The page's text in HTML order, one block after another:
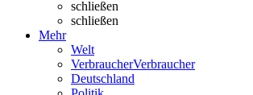
schließen
schließen
Mehr
Welt
VerbraucherVerbraucher
Deutschland